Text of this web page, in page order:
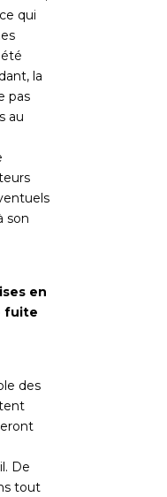
qui
la
pas
au
son
en
fuite
des
De
tout